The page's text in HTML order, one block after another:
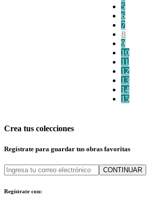
5
6
7
8
9
10
11
12
13
14
15
Crea tus colecciones
Regístrate para guardar tus obras favoritas
CONTINUAR
Regístrate con: